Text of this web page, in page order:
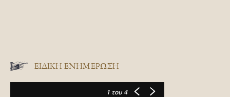
ΕΙΔΙΚΉ ΕΝΗΜΈΡΩΣΗ
1 του 4